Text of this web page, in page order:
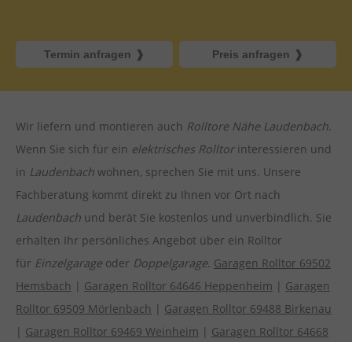
Termin anfragen Preis anfragen
Wir liefern und montieren auch Rolltore Nähe Laudenbach.
Wenn Sie sich für ein elektrisches Rolltor interessieren und
in Laudenbach wohnen, sprechen Sie mit uns. Unsere
Fachberatung kommt direkt zu Ihnen vor Ort nach
Laudenbach und berät Sie kostenlos und unverbindlich. Sie
erhalten Ihr persönliches Angebot über ein Rolltor
für Einzelgarage oder Doppelgarage. Garagen Rolltor 69502
Hemsbach | Garagen Rolltor 64646 Heppenheim | Garagen
Rolltor 69509 Mörlenbach | Garagen Rolltor 69488 Birkenau
| Garagen Rolltor 69469 Weinheim | Garagen Rolltor 64668